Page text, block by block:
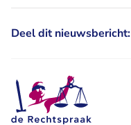
Deel dit nieuwsbericht: